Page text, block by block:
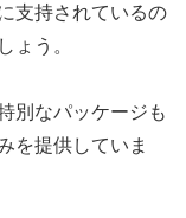
支持されているの
ょう。
別なパッケージも
を提供していま